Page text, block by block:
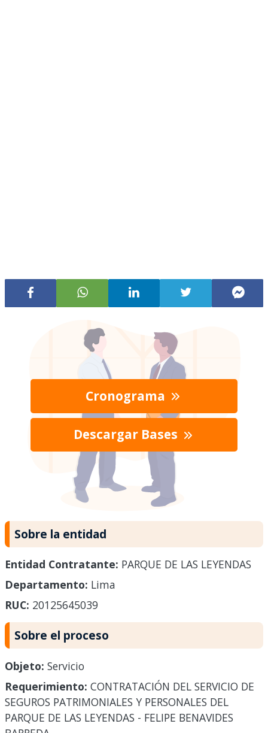
Cronograma
Descargar Bases
Sobre la entidad
Entidad Contratante: PARQUE DE LAS LEYENDAS
Departamento: Lima
RUC: 20125645039
Sobre el proceso
Objeto: Servicio
Requerimiento: CONTRATACIÓN DEL SERVICIO DE
SEGUROS PATRIMONIALES Y PERSONALES DEL
PARQUE DE LAS LEYENDAS - FELIPE BENAVIDES